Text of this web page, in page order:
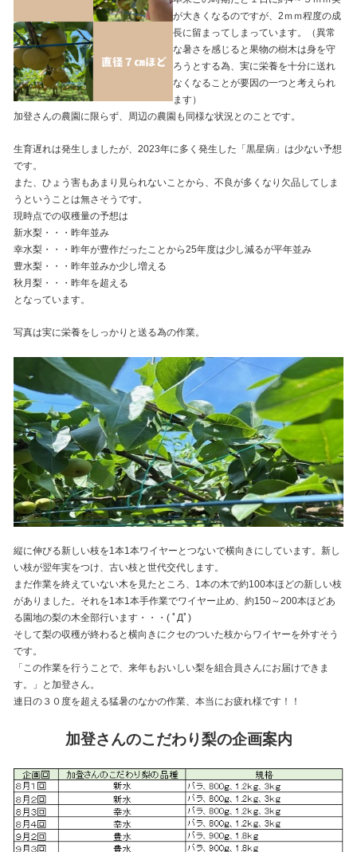
が大きくなるのですが、2ｍｍ程度の成
長に留まってしまっています。（異常
な暑さを感じると果物の樹木は身を守
ろうとする為、実に栄養を十分に送れ
なくなることが要因の一つと考えられ
ます）
加登さんの農園に限らず、周辺の農園も同様な状況とのことです。
生育遅れは発生しましたが、2023年に多く発生した「黒星病」は少ない予想
です。
また、ひょう害もあまり見られないことから、不良が多くなり欠品してしま
うということは無さそうです。
現時点での収穫量の予想は
新水梨・・・昨年並み
幸水梨・・・昨年が豊作だったことから25年度は少し減るが平年並み
豊水梨・・・昨年並みか少し増える
秋月梨・・・昨年を超える
となっています。
写真は実に栄養をしっかりと送る為の作業。
縦に伸びる新しい枝を1本1本ワイヤーとつないで横向きにしています。新し
い枝が翌年実をつけ、古い枝と世代交代します。
まだ作業を終えていない木を見たところ、1本の木で約100本ほどの新しい枝
がありました。それを1本1本手作業でワイヤー止め、約150～200本ほどあ
る園地の梨の木全部行います・・・( ﾟДﾟ)
そして梨の収穫が終わると横向きにクセのついた枝からワイヤーを外すそう
です。
「この作業を行うことで、来年もおいしい梨を組合員さんにお届けできま
す。」と加登さん。
連日の３０度を超える猛暑のなかの作業、本当にお疲れ様です！！
加登さんのこだわり梨の企画案内